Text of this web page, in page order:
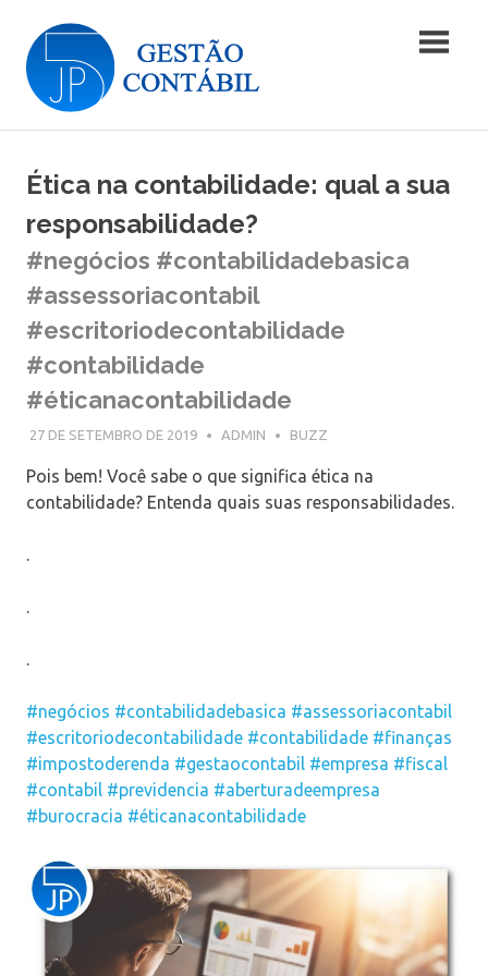
content
Gestão
Contábil
JP5
Gestão
Ética na contabilidade: qual a sua
responsabilidade?
#negócios #contabilidadebasica
#assessoriacontabil
#escritoriodecontabilidade
#contabilidade
#éticanacontabilidade
27 DE SETEMBRO DE 2019 ADMIN BUZZ
Pois bem! Você sabe o que significa ética na
contabilidade? Entenda quais suas responsabilidades.
.
.
.
#negócios #contabilidadebasica #assessoriacontabil
#escritoriodecontabilidade #contabilidade #finanças
#impostoderenda #gestaocontabil #empresa #fiscal
#contabil #previdencia #aberturadeempresa
#burocracia #éticanacontabilidade